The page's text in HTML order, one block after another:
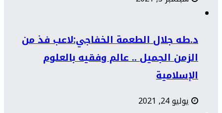
د.طه جلال الطعمة الخفاجي:لاعب فذ من
الزمن الجميل .. عالم وفقيه بالعلوم
الإسلامية
يوليو 24, 2021